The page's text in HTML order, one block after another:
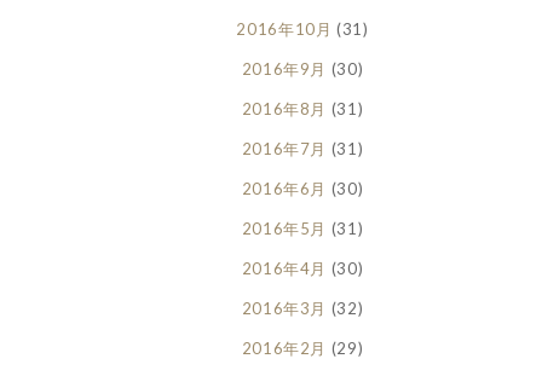
2016年10月 (31)
2016年9月 (30)
2016年8月 (31)
2016年7月 (31)
2016年6月 (30)
2016年5月 (31)
2016年4月 (30)
2016年3月 (32)
2016年2月 (29)